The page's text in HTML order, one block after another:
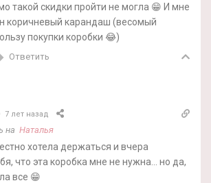
такой скидки пройти не могла 😁 И мне
коричневый карандаш (весомый
покупки коробки 😂)
Ответить
7 лет назад
на Наталья
хотела держаться и вчера
что эта коробка мне не нужна… но да,
все 😁